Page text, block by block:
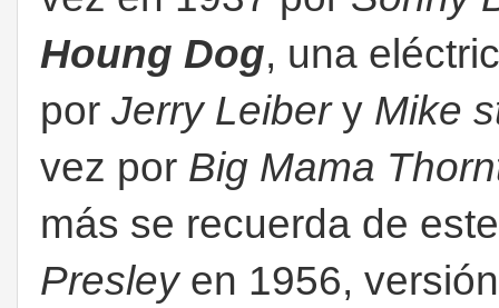
Houng Dog, una
por Jerry Leibery Mike
vez por Big Mama
más se recuerda de
Presleyen 1956,